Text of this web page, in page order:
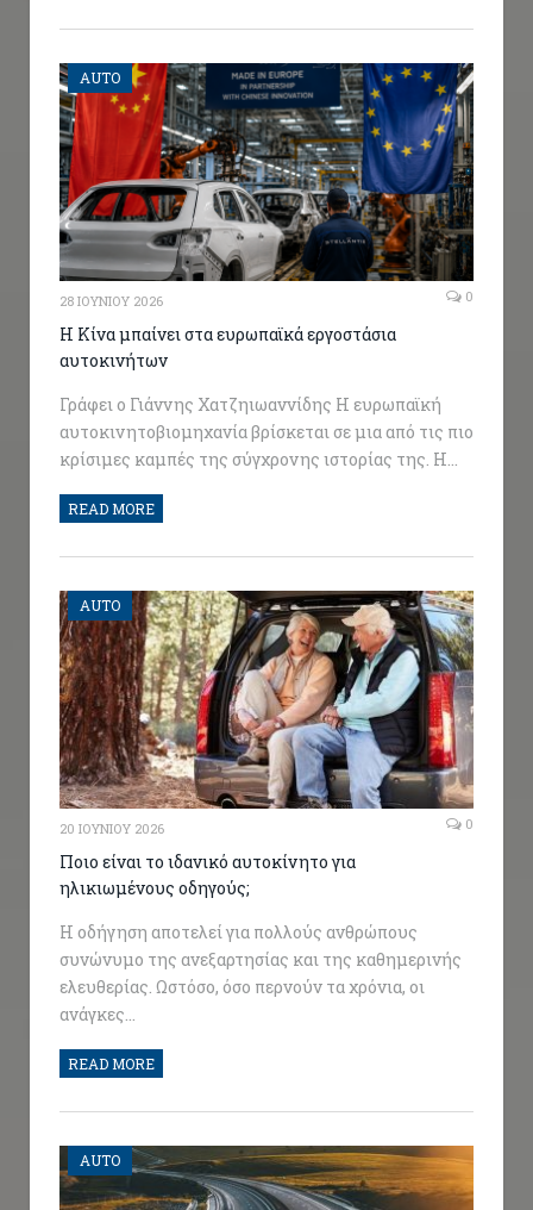
AUTO
28 ΙΟΥΝΊΟΥ 2026 0
Η Κίνα μπαίνει στα ευρωπαϊκά εργοστάσια
αυτοκινήτων
Γράφει ο Γιάννης Χατζηιωαννίδης Η ευρωπαϊκή
αυτοκινητοβιομηχανία βρίσκεται σε μια από τις πιο
κρίσιμες καμπές της σύγχρονης ιστορίας της. Η…
READ MORE
AUTO
20 ΙΟΥΝΊΟΥ 2026 0
Ποιο είναι το ιδανικό αυτοκίνητο για
ηλικιωμένους οδηγούς;
Η οδήγηση αποτελεί για πολλούς ανθρώπους
συνώνυμο της ανεξαρτησίας και της καθημερινής
ελευθερίας. Ωστόσο, όσο περνούν τα χρόνια, οι
ανάγκες…
READ MORE
AUTO